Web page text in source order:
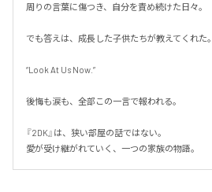
周りの言葉に傷つき、自分を責め続けた日々。
でも答えは、成長した子供たちが教えてくれた。
“Look At Us Now.”
後悔も涙も、全部この一言で報われる。
『2DK』は、狭い部屋の話ではない。
愛が受け継がれていく、一つの家族の物語。